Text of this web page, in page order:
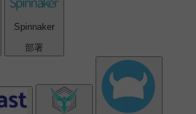
Spinnaker
部署